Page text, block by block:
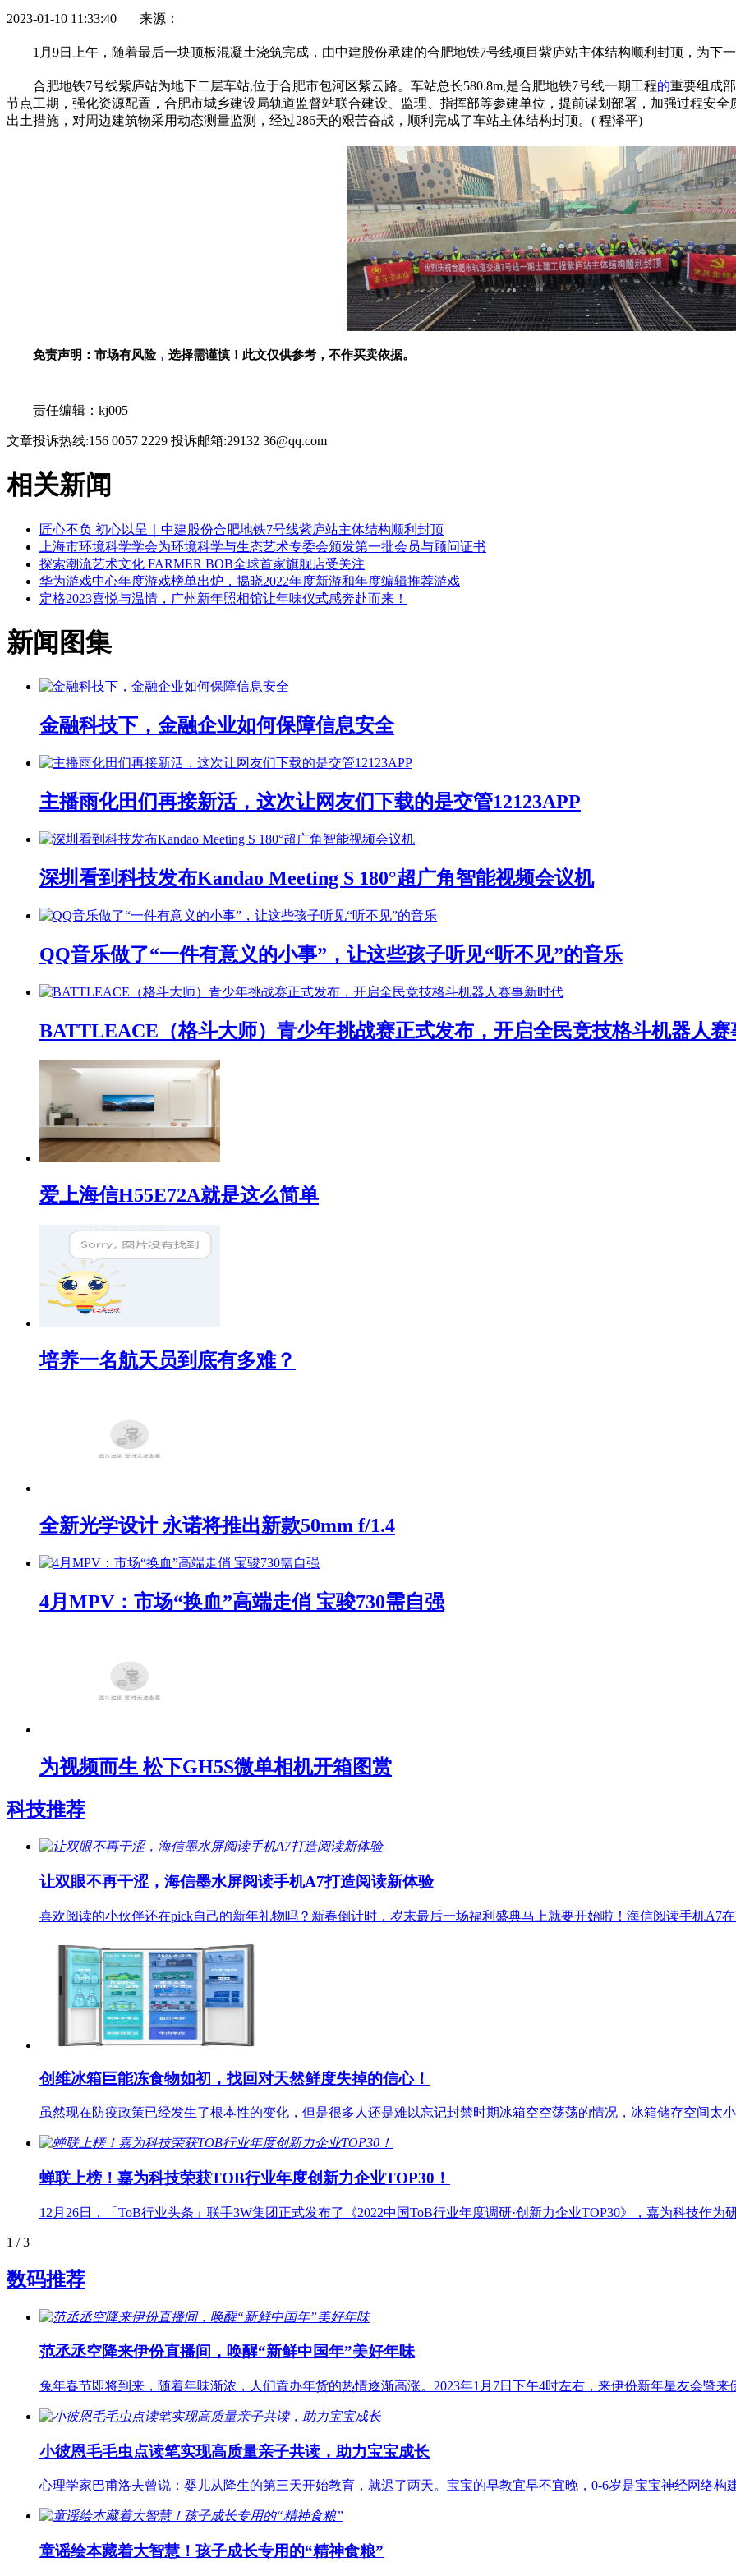
2023-01-10 11:33:40 来源：
1月9日上午，随着最后一块顶板混凝土浇筑完成，由中建股份承建的合肥地铁7号线项目紫庐站主体结构顺利封顶，为下
合肥地铁7号线紫庐站为地下二层车站,位于合肥市包河区紫云路。车站总长580.8m,是合肥地铁7号线一期工程的重要组成
节点工期，强化资源配置，合肥市城乡建设局轨道监督站联合建设、监理、指挥部等参建单位，提前谋划部署，加强过程安
出土措施，对周边建筑物采用动态测量监测，经过286天的艰苦奋战，顺利完成了车站主体结构封顶。( 程泽平)
免责声明：市场有风险， 选择需谨慎！此文仅供参考，不作买卖依据。
责任编辑：kj005
文章投诉热线:156 0057 2229 投诉邮箱:29132 36@qq.com
相关新闻
匠心不负 初心以呈｜中建股份合肥地铁7号线紫庐站主体结构顺利封顶
上海市环境科学学会为环境科学与生态艺术专委会颁发第一批会员与顾问证书
探索潮流艺术文化 FARMER BOB全球首家旗舰店受关注
华为游戏中心年度游戏榜单出炉，揭晓2022年度新游和年度编辑推荐游戏
定格2023喜悦与温情，广州新年照相馆让年味仪式感奔赴而来！
新闻图集
金融科技下，金融企业如何保障信息安全
主播雨化田们再接新活，这次让网友们下载的是交管12123APP
深圳看到科技发布Kandao Meeting S 180°超广角智能视频会议机
QQ音乐做了“一件有意义的小事”，让这些孩子听见“听不见”的音乐
BATTLEACE（格斗大师）青少年挑战赛正式发布，开启全民竞技格斗机器人赛
爱上海信H55E72A就是这么简单
培养一名航天员到底有多难？
全新光学设计 永诺将推出新款50mm f/1.4
4月MPV：市场“换血”高端走俏 宝骏730需自强
为视频而生 松下GH5S微单相机开箱图赏
科技推荐
让双眼不再干涩，海信墨水屏阅读手机A7打造阅读新体验
喜欢阅读的小伙伴还在pick自己的新年礼物吗？新春倒计时，岁末最后一场福利盛典马上就要开始啦！海信阅读手机A7
创维冰箱巨能冻食物如初，找回对天然鲜度失掉的信心！
虽然现在防疫政策已经发生了根本性的变化，但是很多人还是难以忘记封禁时期冰箱空空荡荡的情况，冰箱储存空间太
蝉联上榜！嘉为科技荣获TOB行业年度创新力企业TOP30！
12月26日，「ToB行业头条」联手3W集团正式发布了《2022中国ToB行业年度调研·创新力企业TOP30》，嘉为科技作为
1 / 3
数码推荐
范丞丞空降来伊份直播间，唤醒“新鲜中国年”美好年味
兔年春节即将到来，随着年味渐浓，人们置办年货的热情逐渐高涨。2023年1月7日下午4时左右，来伊份新年星友会暨
小彼恩毛毛虫点读笔实现高质量亲子共读，助力宝宝成长
心理学家巴甫洛夫曾说：婴儿从降生的第三天开始教育，就迟了两天。宝宝的早教宜早不宜晚，0-6岁是宝宝神经网络构
童谣绘本藏着大智慧！孩子成长专用的“精神食粮”